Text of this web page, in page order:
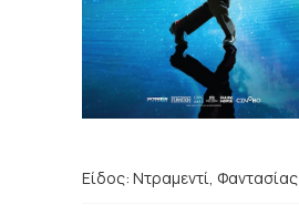
Είδος: Ντραμεντί, Φαντασίας